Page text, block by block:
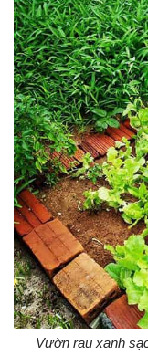
Vườn rau xanh